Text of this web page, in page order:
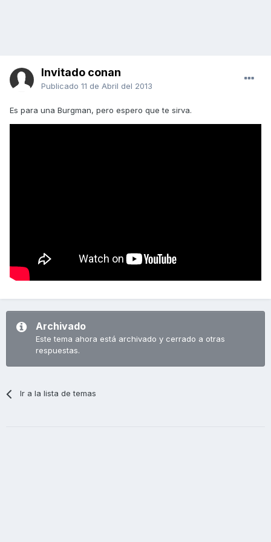
Invitado conan
Publicado 11 de Abril del 2013
Es para una Burgman, pero espero que te sirva.
Archivado
Este tema ahora está archivado y cerrado a otras
respuestas.
Ir a la lista de temas